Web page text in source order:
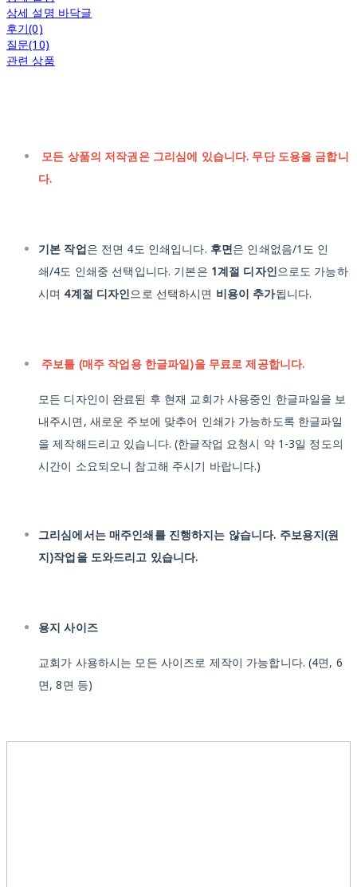
상세 설명 바닥글
후기(0)
질문(10)
관련 상품
모든 상품의 저작권은 그리심에 있습니다. 무단 도용을 금합니
다.
기본 작업은 전면 4도 인쇄입니다. 후면은 인쇄없음/1도 인
쇄/4도 인쇄중 선택입니다. 기본은 1계절 디자인으로도 가능하
시며 4계절 디자인으로 선택하시면 비용이 추가됩니다.
주보틀 (매주 작업용 한글파일)을 무료로 제공합니다.
모든 디자인이 완료된 후 현재 교회가 사용중인 한글파일을 보
내주시면, 새로운 주보에 맞추어 인쇄가 가능하도록 한글파일
을 제작해드리고 있습니다.(한글작업 요청시 약 1-3일 정도의
시간이 소요되오니 참고해 주시기 바랍니다.)
그리심에서는 매주인쇄를 진행하지는 않습니다. 주보용지(원
지)작업을 도와드리고 있습니다.
용지 사이즈
교회가 사용하시는 모든 사이즈로 제작이 가능합니다.(4면, 6
면, 8면 등)